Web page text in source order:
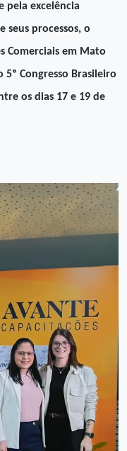
pela excelência
seus processos, o
Comerciais em Mato
5º Congresso Brasileiro
os dias 17 e 19 de